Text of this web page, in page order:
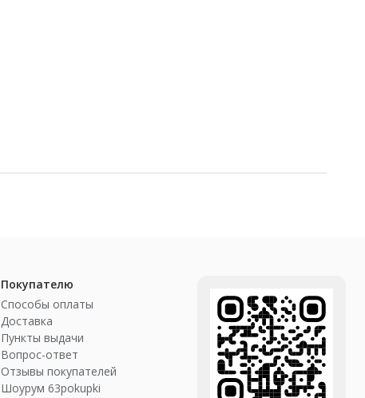
Покупателю
Способы оплаты
Доставка
Пункты выдачи
Вопрос-ответ
Отзывы покупателей
Шоурум 63pokupki